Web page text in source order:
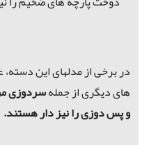
در برخی از مدلهای این
های دیگری از جملهسردوزی
وپس دوزی را نیز دار هستند.